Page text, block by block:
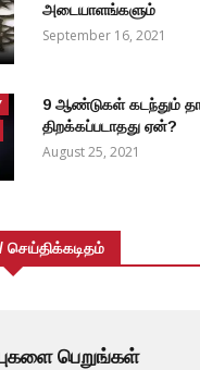
அடையாளங்களும்
September 16, 2021
9 ஆண்டுகள் கடந்தும்
திறக்கப்படாதது ஏன்?
August 25, 2021
செய்திக்கடிதம்
பெறுங்கள்